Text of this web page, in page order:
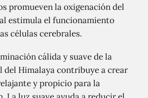
promueven la oxigenación del
estimula el funcionamiento
células cerebrales.
cálida y suave de la
del Himalaya contribuye a crear
y propicio para la